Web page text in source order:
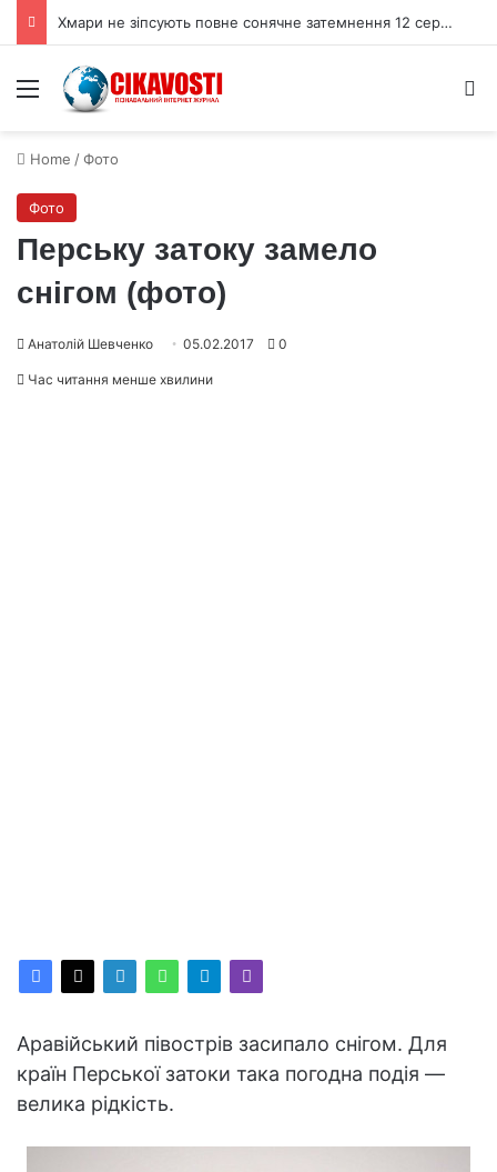
Хмари не зіпсують повне сонячне затемнення 12 серпня 2026 року
Menu
Home /Фото
Фото
Перську затоку замело
снігом (фото)
Анатолій Шевченко 05.02.2017 0
Час читання менше хвилини
Аравійський півострів засипало снігом. Для
країн Перської затоки така погодна подія —
велика рідкість.